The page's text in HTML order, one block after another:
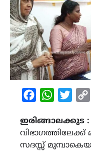
FacebookWhatsApp
ഇരിങ്ങാലക്കുട :
വിഭാഗത്തിലേക്ക്
സദസ്സ്